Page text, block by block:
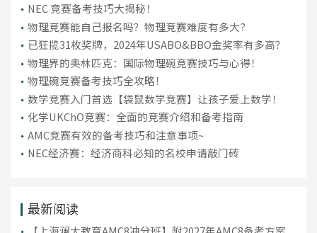
NEC 竞赛备考技巧大揭秘！
物理竞赛能自己报名吗？物理竞赛难度有多大?
已狂揽31枚奖牌，2024年USABO&BBO金奖率有多高？
物理界的奥林匹克：国际物理碗竞赛技巧与心得！
物理碗竞赛备考技巧全攻略！
数学竞赛入门首选【袋鼠数学竞赛】让孩子爱上数学！
化学UKChO竞赛：全面的竞赛介绍和备考指南
AMC竞赛有效的备考技巧和注意事项~
NEC经济赛：经济商科必知的名校申请敲门砖
最新阅读